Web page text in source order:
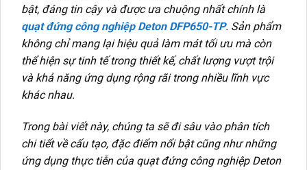
bật, đáng tin cậy và được ưa chuộng nhất chính là
quạt đứng công nghiệp Deton DFP650-TP. Sản phẩm
không chỉ mang lại hiệu quả làm mát tối ưu mà còn
thể hiện sự tinh tế trong thiết kế, chất lượng vượt trội
và khả năng ứng dụng rộng rãi trong nhiều lĩnh vực
khác nhau.
Trong bài viết này, chúng ta sẽ đi sâu vào phân tích
chi tiết về cấu tạo, đặc điểm nổi bật cũng như những
ứng dụng thực tiễn của quạt đứng công nghiệp Deton